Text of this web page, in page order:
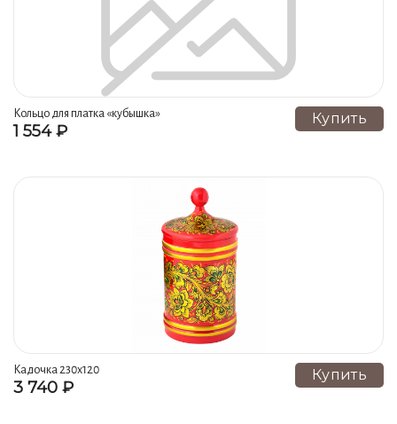
Заготовки под роспись (6)
Игровые наборы (6) Платки (5)
Матрешка хохломская (5)
Сухарницы (4) Масленки (3)
Кольцо для платка «кубышка»
1 554 ₽
Купить
Кадочка 230х120
3 740 ₽
Купить